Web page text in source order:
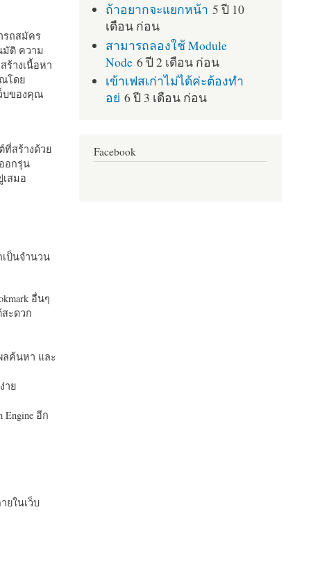
รถสมัคร
มัติ ความ
ร้างเนื้อหา
ณโดย
บของคุณ
ที่สร้างด้วย
อกรุ่น
สมอ
ป็นจำนวน
อื่นๆ
สะดวก
ลค้นหา และ
าย
อีก
ยในเว็บ
ถ้าอยากจะแยกหน้า 5 ปี 10
เดือน ก่อน
สามารถลองใช้ Module
Node 6 ปี 2 เดือน ก่อน
เข้าเฟสเก่าไม่ได้ค่ะต้องทำ
อย่ 6 ปี 3 เดือน ก่อน
Facebook